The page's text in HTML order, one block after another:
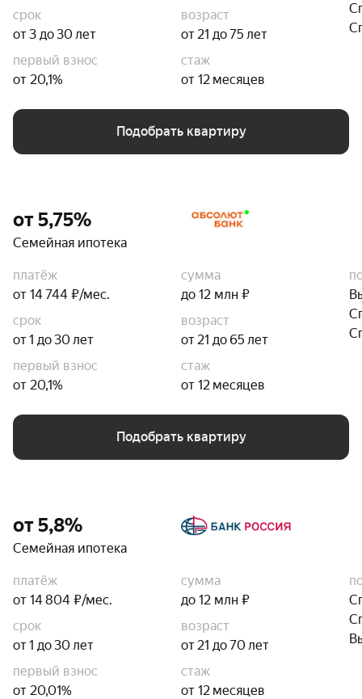
срок
от 3 до 30 лет
возраст
от 21 до 75 лет
первый взнос
от 20,1%
стаж
от 12 месяцев
Подобрать квартиру
от 5,75%
Семейная ипотека
платёж
от 14 744 ₽/мес.
сумма
до 12 млн ₽
срок
от 1 до 30 лет
возраст
от 21 до 65 лет
первый взнос
от 20,1%
стаж
от 12 месяцев
Подобрать квартиру
от 5,8%
Семейная ипотека
платёж
от 14 804 ₽/мес.
сумма
до 12 млн ₽
срок
от 1 до 30 лет
возраст
от 21 до 70 лет
первый взнос
от 20,01%
стаж
от 12 месяцев